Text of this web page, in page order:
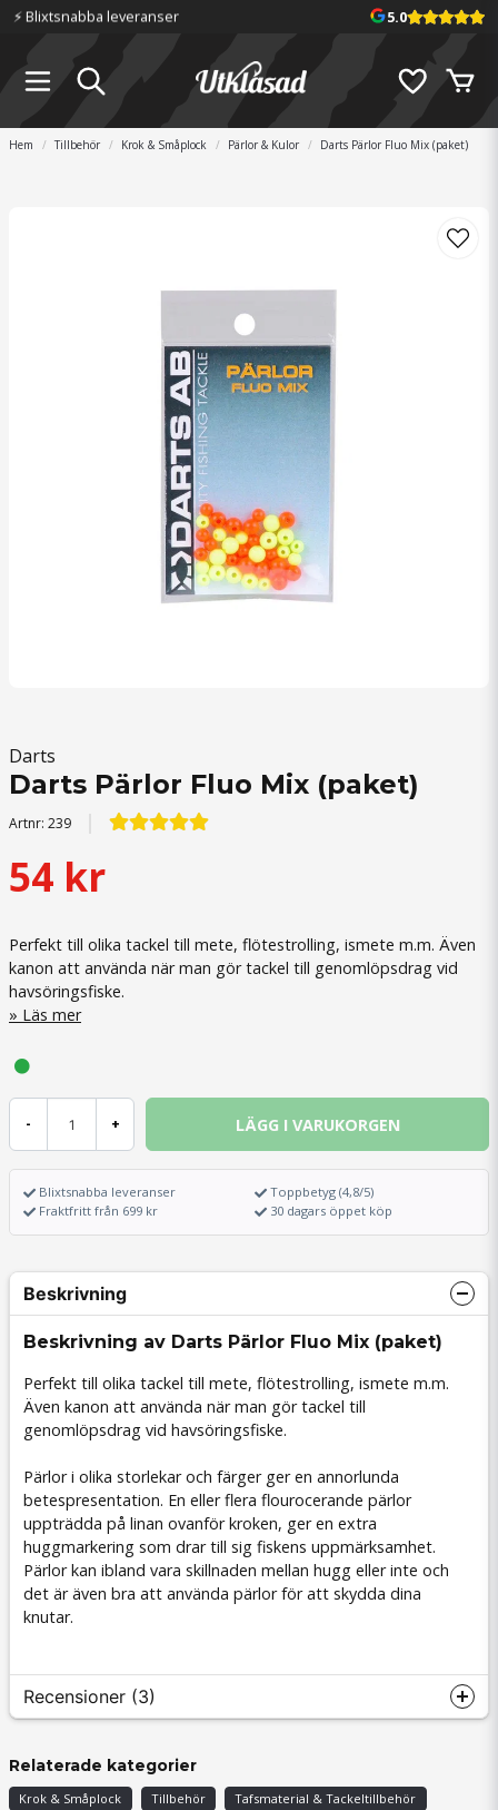
⚡️ Blixtsnabba leveranser 5.0
Hem Tillbehör Krok & Småplock Pärlor & Kulor Darts Pärlor Fluo Mix (paket)
Darts
Darts Pärlor Fluo Mix (paket)
Artnr: 239
54 kr
Perfekt till olika tackel till mete, flötestrolling, ismete m.m. Även
kanon att använda när man gör tackel till genomlöpsdrag vid
havsöringsfiske.
Läs mer
- + LÄGG I VARUKORGEN
Blixtsnabba leveranser
Fraktfritt från 699 kr
Toppbetyg (4,8/5)
30 dagars öppet köp
Beskrivning
Beskrivning av Darts Pärlor Fluo Mix (paket)
Perfekt till olika tackel till mete, flötestrolling, ismete m.m.
Även kanon att använda när man gör tackel till
genomlöpsdrag vid havsöringsfiske.
Pärlor i olika storlekar och färger ger en annorlunda
betespresentation. En eller flera flourocerande pärlor
uppträdda på linan ovanför kroken, ger en extra
huggmarkering som drar till sig fiskens uppmärksamhet.
Pärlor kan ibland vara skillnaden mellan hugg eller inte och
det är även bra att använda pärlor för att skydda dina
knutar.
Recensioner (3)
Pär Love Kristoffer
Relaterade kategorier
Krok & Småplock Tillbehör
Tafsmaterial & Tackeltillbehör